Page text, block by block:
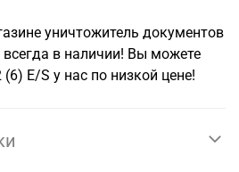
уничтожитель документов
всегда в наличии! Вы можете
E/S у нас по низкой цене!